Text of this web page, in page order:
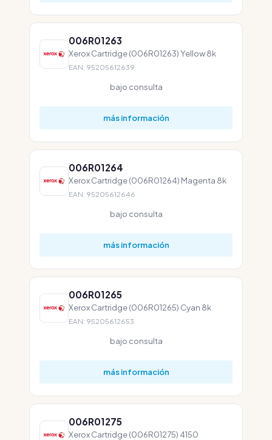
006R01263
Xerox Cartridge (006R01263) Yellow 8k
EAN: 95205612639
bajo consulta
más información
006R01264
Xerox Cartridge (006R01264) Magenta 8k
EAN: 95205612646
bajo consulta
más información
006R01265
Xerox Cartridge (006R01265) Cyan 8k
EAN: 95205612653
bajo consulta
más información
006R01275
Xerox Cartridge (006R01275) 4150